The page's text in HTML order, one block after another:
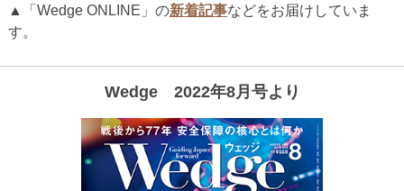
▲「Wedge ONLINE」の新着記事などをお届けしていま
す。
Wedge 2022年8月号より